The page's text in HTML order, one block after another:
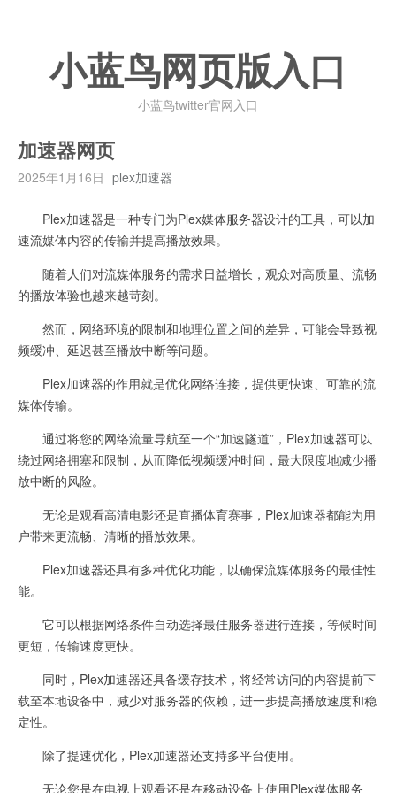
小蓝鸟网页版入口
小蓝鸟twitter官网入口
加速器网页
2025年1月16日 plex加速器
Plex加速器是一种专门为Plex媒体服务器设计的工具，可以加
速流媒体内容的传输并提高播放效果。
随着人们对流媒体服务的需求日益增长，观众对高质量、流畅
的播放体验也越来越苛刻。
然而，网络环境的限制和地理位置之间的差异，可能会导致视
频缓冲、延迟甚至播放中断等问题。
Plex加速器的作用就是优化网络连接，提供更快速、可靠的流
媒体传输。
通过将您的网络流量导航至一个“加速隧道”，Plex加速器可以
绕过网络拥塞和限制，从而降低视频缓冲时间，最大限度地减少播
放中断的风险。
无论是观看高清电影还是直播体育赛事，Plex加速器都能为用
户带来更流畅、清晰的播放效果。
Plex加速器还具有多种优化功能，以确保流媒体服务的最佳性
能。
它可以根据网络条件自动选择最佳服务器进行连接，等候时间
更短，传输速度更快。
同时，Plex加速器还具备缓存技术，将经常访问的内容提前下
载至本地设备中，减少对服务器的依赖，进一步提高播放速度和稳
定性。
除了提速优化，Plex加速器还支持多平台使用。
无论您是在电视上观看还是在移动设备上使用Plex媒体服务